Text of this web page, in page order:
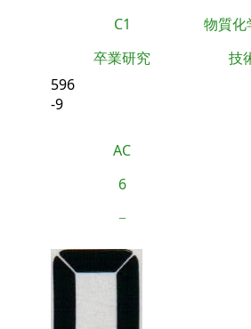
C1 物質化
卒業研究
技
596
-9
AC
6
−